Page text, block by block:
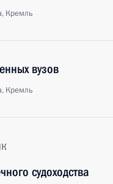
Кремль
вузов
Кремль
судоходства